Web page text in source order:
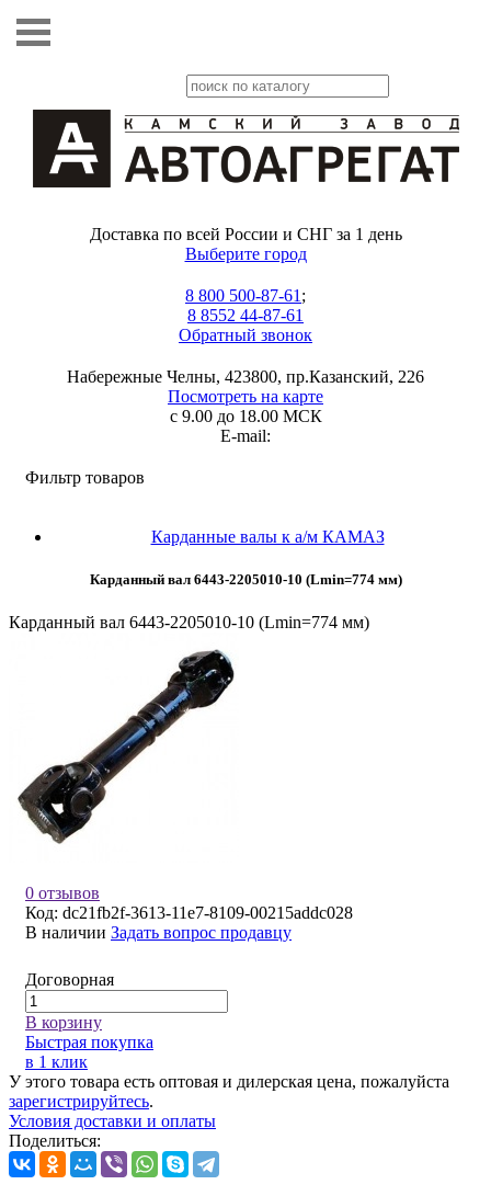
Доставка по всей России и СНГ за 1 день
Выберите город
8 800 500-87-61 ;
8 8552 44-87-61
Обратный звонок
Набережные Челны, 423800, пр.Казанский, 226
Посмотреть на карте
с 9.00 до 18.00 МСК
E-mail:
Фильтр товаров
Карданные валы к а/м КАМАЗ
Карданный вал 6443-2205010-10 (Lmin=774 мм)
Карданный вал 6443-2205010-10 (Lmin=774 мм)
0 отзывов
Код: dc21fb2f-3613-11e7-8109-00215addc028
В наличии Задать вопрос продавцу
Договорная
В корзину
Быстрая покупка
в 1 клик
У этого товара есть оптовая и дилерская цена, пожалуйста
зарегистрируйтесь.
Условия доставки и оплаты
Поделиться: